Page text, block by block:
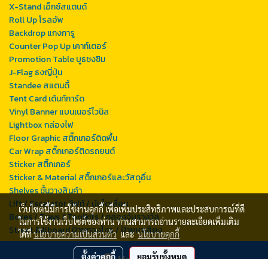
X-Stand เอ็กซ์สแตนด์
Roll Up โรลอัพ
Backdrop แกงการู
Counter Pop Up เคาท์เตอร์
Promotion Table บูธชงชิม
J-Flag ธงญี่ปุ่น
Standee สแตนดี้
Tent Card เต้นท์การ์ด
Vinyl Banner แบนเนอร์ไวนิล
Lightbox กล่องไฟ
Floor Graphic สติ๊กเกอร์ติดพื้น
Car Wrap สติ๊กเกอร์ติดรถยนต์
Sticker สติ๊กเกอร์
Sticker & Material สติ๊กเกอร์และวัสดุอื่น
Shelves ชั้นวางสินค้า
Lift / Escalator ลิฟท์ / บันไดเลื่อน
Boxes / Trays / Toolkits / กล่องจับรางวัล
Street Billboard ป้ายกองโจร / ป้ายหาเสียง
เว็บไซต์นี้มีการใช้งานคุกกี้ เพื่อเพิ่มประสิทธิภาพและประสบการณ์ที่ดี
ในการใช้งานเว็บไซต์ของท่าน ท่านสามารถอ่านรายละเอียดเพิ่มเติม
ได้ที่นโยบายความเป็นส่วนตัวและนโยบายคุกกี้
ตั้งค่าคุกกี้ ยอมรับทั้งหมด